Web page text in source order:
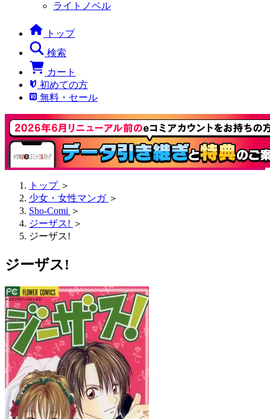
ライトノベル
トップ
検索
カート
初めての方
無料・セール
トップ ＞
少女・女性マンガ ＞
Sho-Comi ＞
ジーザス! ＞
ジーザス!
ジーザス!